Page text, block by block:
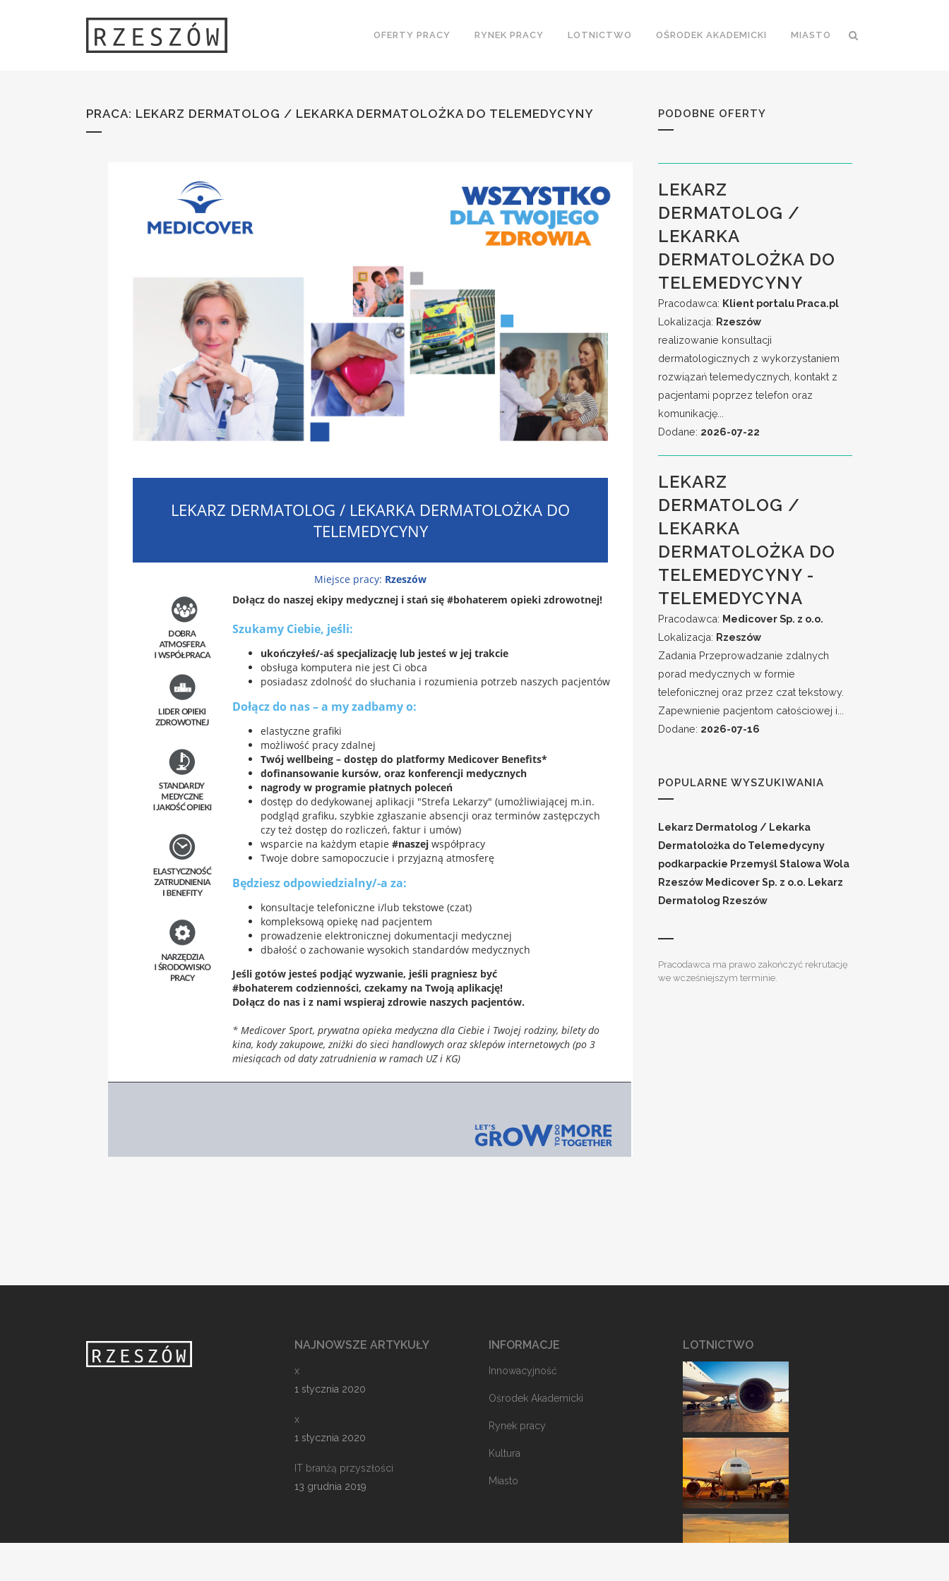
OFERTY PRACY RYNEK PRACY LOTNICTWO OŚRODEK AKADEMICKI MIASTO
PRACA: LEKARZ DERMATOLOG / LEKARKA DERMATOLOŻKA DO TELEMEDYCYNY
LEKARZ DERMATOLOG / LEKARKA DERMATOLOŻKA DO
TELEMEDYCYNY
Miejsce pracy: Rzeszów
Dołącz do naszej ekipy medycznej i stań się #bohaterem​ opieki zdrowotnej!
Szukamy Ciebie, jeśli:
ukończyłeś/-aś specjalizację lub jesteś w jej trakcie
obsługa komputera nie jest Ci obca
posiadasz zdolność do słuchania i rozumienia potrzeb naszych pacjentów
Dołącz do nas – a my zadbamy o:
elastyczne grafiki
możliwość pracy zdalnej
Twój wellbeing – dostęp do platformy Medicover Benefits*
dofinansowanie kursów, oraz konferencji medycznych
nagrody w programie płatnych poleceń
dostęp do dedykowanej aplikacji "Strefa Lekarzy" (umożliwiającej m.in.
podgląd grafiku, szybkie zgłaszanie absencji oraz terminów zastępczych
czy też dostęp do rozliczeń, faktur i umów)
wsparcie na każdym etapie #naszej współpracy
Twoje dobre samopoczucie i przyjazną atmosferę
Będziesz odpowiedzialny/-a za:
konsultacje telefoniczne i/lub tekstowe (czat)
kompleksową opiekę nad pacjentem
prowadzenie elektronicznej dokumentacji medycznej
dbałość o zachowanie wysokich standardów medycznych
Jeśli gotów jesteś podjąć wyzwanie, jeśli pragniesz być
#bohaterem codzienności, czekamy na Twoją aplikację!​
Dołącz do nas i z nami wspieraj zdrowie naszych pacjentów.
* Medicover Sport, prywatna opieka medyczna dla Ciebie i Twojej rodziny, bilety do
kina, kody zakupowe, zniżki do sieci handlowych oraz sklepów internetowych (po 3
miesiącach od daty zatrudnienia w ramach UZ i KG)
PODOBNE OFERTY
LEKARZ
DERMATOLOG /
LEKARKA
DERMATOLOŻKA DO
TELEMEDYCYNY
Pracodawca: Klient portalu Praca.pl
Lokalizacja: Rzeszów
realizowanie konsultacji
dermatologicznych z wykorzystaniem
rozwiązań telemedycznych, kontakt z
pacjentami poprzez telefon oraz
komunikację...
Dodane: 2026-07-22
LEKARZ
DERMATOLOG /
LEKARKA
DERMATOLOŻKA DO
TELEMEDYCYNY -
TELEMEDYCYNA
Pracodawca: Medicover Sp. z o.o.
Lokalizacja: Rzeszów
Zadania Przeprowadzanie zdalnych
porad medycznych w formie
telefonicznej oraz przez czat tekstowy.
Zapewnienie pacjentom całościowej i...
Dodane: 2026-07-16
POPULARNE WYSZUKIWANIA
Lekarz Dermatolog / Lekarka
Dermatolożka do Telemedycyny
podkarpackie PrzemyślStalowa Wola
Rzeszów Medicover Sp. z o.o. Lekarz
Dermatolog Rzeszów
Pracodawca ma prawo zakończyć rekrutację
we wcześniejszym terminie.
NAJNOWSZE ARTYKUŁY
x
1 stycznia 2020
x
1 stycznia 2020
IT branżą przyszłości
13 grudnia 2019
INFORMACJE
Innowacyjność
Ośrodek Akademicki
Rynek pracy
Kultura
Miasto
LOTNICTWO